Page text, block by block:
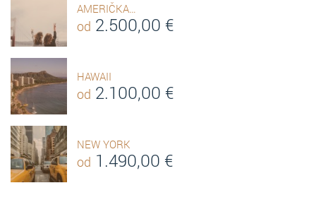
AMERIČKA…
od 2.500,00 €
HAWAII
od 2.100,00 €
NEW YORK
od 1.490,00 €